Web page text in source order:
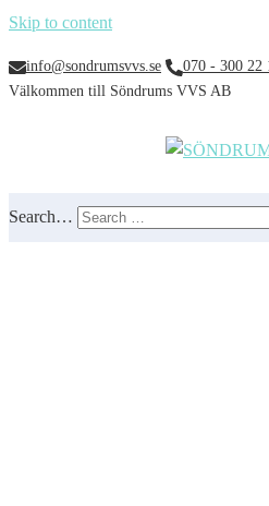
Skip to content
info@sondrumsvvs.se
070 - 300 22
Välkommen till Söndrums VVS AB
Search…